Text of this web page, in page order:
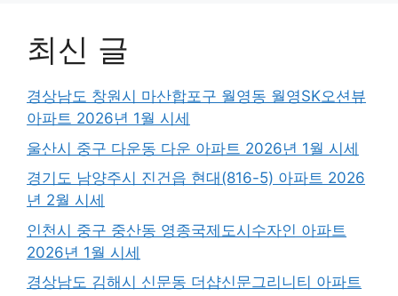
최신 글
경상남도 창원시 마산합포구 월영동 월영SK오션뷰
아파트 2026년 1월 시세
울산시 중구 다운동 다운 아파트 2026년 1월 시세
경기도 남양주시 진건읍 현대(816-5) 아파트 2026
년 2월 시세
인천시 중구 중산동 영종국제도시수자인 아파트
2026년 1월 시세
경상남도 김해시 신문동 더샵신문그리니티 아파트